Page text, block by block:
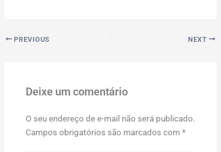
PREVIOUS NEXT
Deixe um comentário
O seu endereço de e-mail não será publicado.
Campos obrigatórios são marcados com *